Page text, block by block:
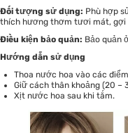
Đối tượng sử dụng: Phù hợp
thích hương thơm tươi mát, gợi
Điều kiện bảo quản: Bảo quản
Hướng dẫn sử dụng
Thoa nước hoa vào các
Giữ cách thân khoảng (20 –
Xịt nước hoa sau khi tắm.